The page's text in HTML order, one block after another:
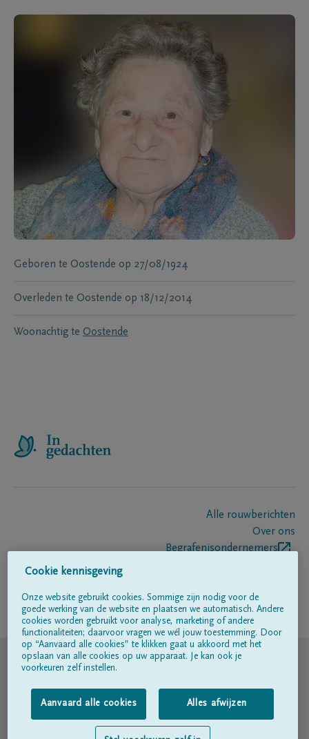
Geboren te Oostende op 27/08/1924
Overleden te Oostende op 18/12/2014
Woonachtig te Oostende
Alle rouwberichten
Over ons
Begrafenisondernemers
Volg ons op
© DELA
Gebruiksvoorwaarden
Privacyverklaring
Cookie kennisgeving
Onze website gebruikt cookies. Sommige zijn nodig voor de
goede werking van de website en plaatsen we automatisch. Andere
cookies worden gebruikt voor analyse, marketing of andere
functionaliteiten; daarvoor vragen we wél jouw toestemming. Door
op “Aanvaard alle cookies” te klikken gaat u akkoord met het
opslaan van alle cookies op uw apparaat. Je kan ook je
voorkeuren zelf instellen.
Aanvaard alle cookies Alles afwijzen